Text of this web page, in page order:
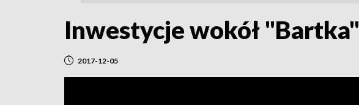
Inwestycje wokół "Bartka"
2017-12-05